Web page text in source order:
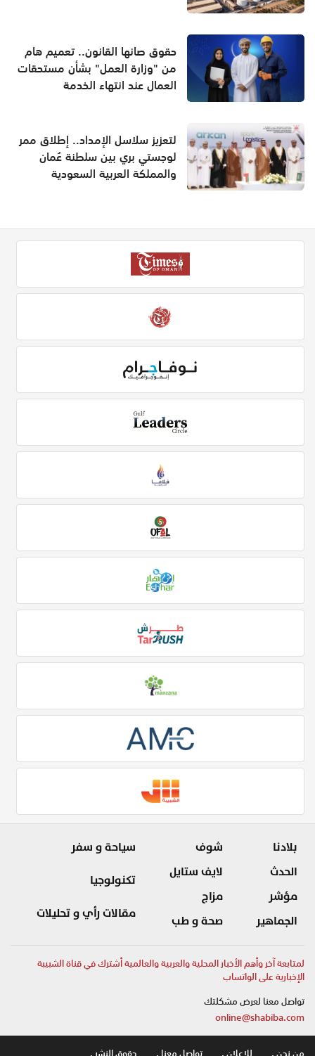
حقوق صانها القانون.. تعميم هام
من "وزارة العمل" بشأن مستحقات
العمال عند انتهاء الخدمة
لتعزيز سلاسل الإمداد.. إطلاق ممر
لوجستي بري بين سلطنة عُمان
والمملكة العربية السعودية
بلادنا
الحدث
مؤشر
الجماهير
شوف
لايف ستايل
مزاج
صحة و طب
سياحة و سفر
تكنولوجيا
مقالات رأي و تحليلات
لمتابعة آخر وأهم الأخبار المحلية والعربية والعالمية أشترك في قناة الشبيبة
الإخبارية على الواتساب
تواصل معنا لعرض مشكلتك
online@shabiba.com